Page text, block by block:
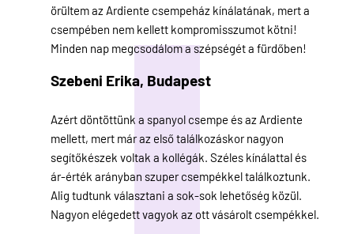
örültem az Ardiente csempeház kínálatának, mert a
csempében nem kellett kompromisszumot kötni!
Minden nap megcsodálom a szépségét a fürdőben!
Szebeni Erika, Budapest
Azért döntöttünk a spanyol csempe és az Ardiente
mellett, mert már az első találkozáskor nagyon
segítőkészek voltak a kollégák. Széles kínálattal és
ár-érték arányban szuper csempékkel találkoztunk.
Alig tudtunk választani a sok-sok lehetőség közül.
Nagyon elégedett vagyok az ott vásárolt csempékkel.